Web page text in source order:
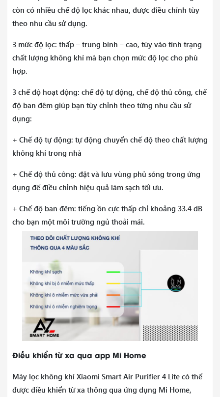
còn có nhiều chế độ lọc khác nhau, được điều chỉnh tùy
theo nhu cầu sử dụng.
3 mức độ lọc: thấp – trung bình – cao, tùy vào tình trạng
chất lượng không khí mà bạn chọn mức độ lọc cho phù
hợp.
3 chế độ hoạt động: chế độ tự động, chế độ thủ công, chế
độ ban đêm giúp bạn tùy chỉnh theo từng nhu cầu sử
dụng:
+ Chế độ tự động: tự động chuyển chế độ theo chất lượng
không khí trong nhà
+ Chế độ thủ công: đặt và lưu vùng phủ sóng trong ứng
dụng để điều chỉnh hiệu quả làm sạch tối ưu.
+ Chế độ ban đêm: tiếng ồn cực thấp chỉ khoảng 33.4 dB
cho bạn một môi trường ngủ thoải mái.
Điều khiển từ xa qua app Mi Home
Máy lọc không khí Xiaomi Smart Air Purifier 4 Lite có thể
được điều khiển từ xa thông qua ứng dụng Mi Home,